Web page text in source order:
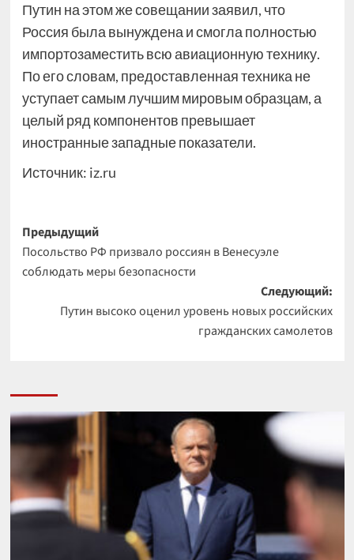
Путин на этом же совещании заявил, что
Россия была вынуждена и смогла полностью
импортозаместить всю авиационную технику.
По его словам, предоставленная техника не
уступает самым лучшим мировым образцам, а
целый ряд компонентов превышает
иностранные западные показатели.
Источник: iz.ru
Навигация
записи
Предыдущий
Посольство РФ призвало россиян в Венесуэле
соблюдать меры безопасности
Следующий:
Путин высоко оценил уровень новых российских
гражданских самолетов